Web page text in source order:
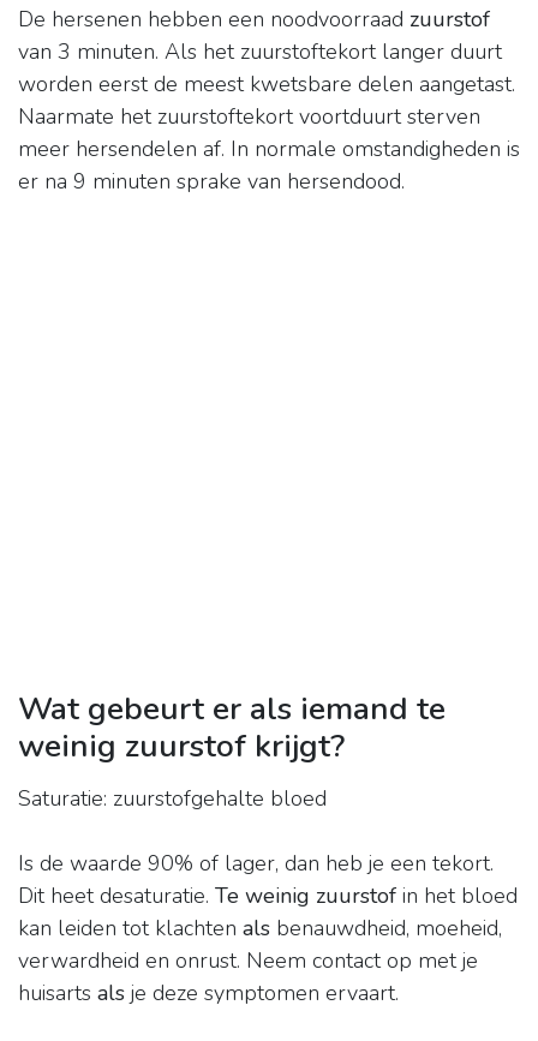
De hersenen hebben een noodvoorraad zuurstof
van 3 minuten. Als het zuurstoftekort langer duurt
worden eerst de meest kwetsbare delen aangetast.
Naarmate het zuurstoftekort voortduurt sterven
meer hersendelen af. In normale omstandigheden is
er na 9 minuten sprake van hersendood.
Wat gebeurt er als iemand te
weinig zuurstof krijgt?
Saturatie: zuurstofgehalte bloed
Is de waarde 90% of lager, dan heb je een tekort.
Dit heet desaturatie. Te weinig zuurstof in het bloed
kan leiden tot klachten als benauwdheid, moeheid,
verwardheid en onrust. Neem contact op met je
huisarts als je deze symptomen ervaart.